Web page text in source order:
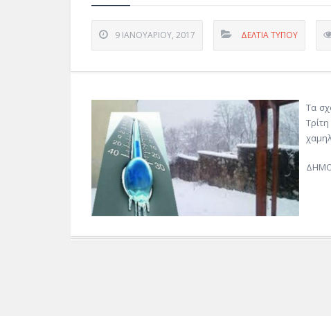
9 ΙΑΝΟΥΑΡΊΟΥ, 2017 ΔΕΛΤΊΑ ΤΎΠΟΥ
Τα